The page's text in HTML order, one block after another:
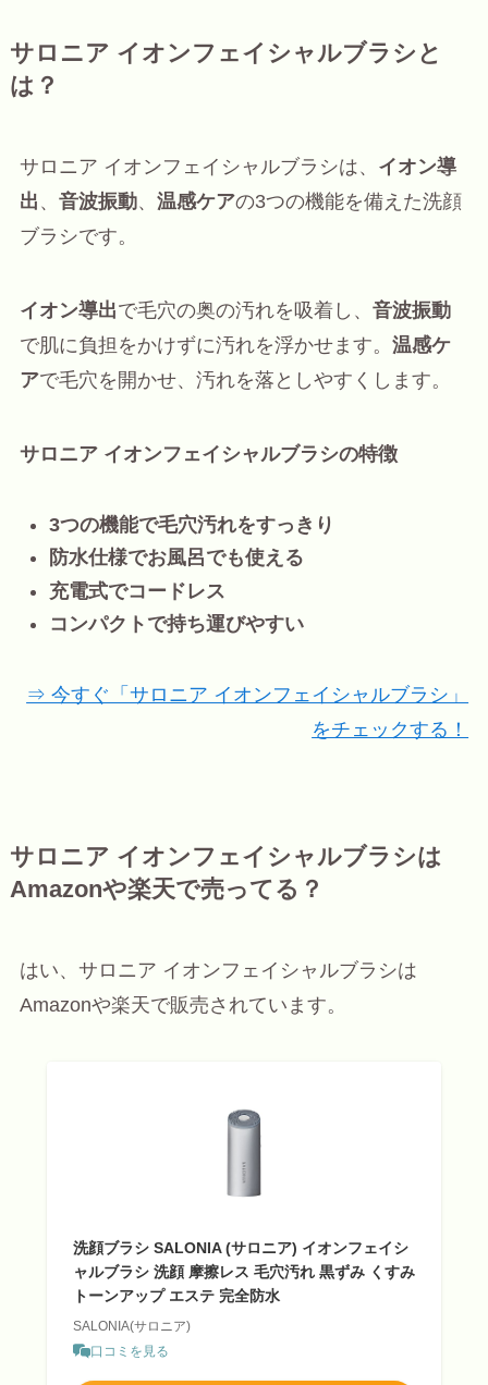
サロニア イオンフェイシャルブラシと
は？
サロニア イオンフェイシャルブラシは、 イオン導
出 、 音波振動、 温感ケアの3つの機能を備えた洗顔
ブラシです。
イオン導出で毛穴の奥の汚れを吸着し、 音波振動
で肌に負担をかけずに汚れを浮かせます。 温感ケ
アで毛穴を開かせ、汚れを落としやすくします。
サロニア イオンフェイシャルブラシの特徴
3つの機能で毛穴汚れをすっきり
防水仕様でお風呂でも使える
充電式でコードレス
コンパクトで持ち運びやすい
⇒ 今すぐ「サロニア イオンフェイシャルブラシ」
をチェックする！
サロニア イオンフェイシャルブラシは
Amazonや楽天で売ってる？
はい、サロニア イオンフェイシャルブラシは
Amazonや楽天で販売されています。
洗顔ブラシ SALONIA (サロニア) イオンフェイシ
ャルブラシ 洗顔 摩擦レス 毛穴汚れ 黒ずみ くすみ
トーンアップ エステ 完全防水
SALONIA(サロニア)
口コミを見る